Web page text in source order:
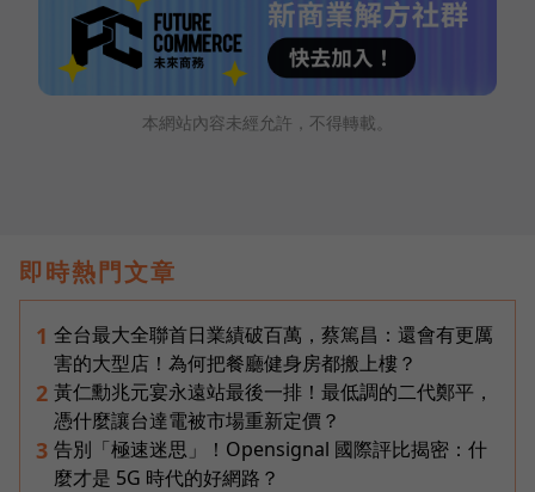
本網站內容未經允許，不得轉載。
即時熱門文章
1 全台最大全聯首日業績破百萬，蔡篤昌：還會有更厲
害的大型店！為何把餐廳健身房都搬上樓？
2 黃仁勳兆元宴永遠站最後一排！最低調的二代鄭平，
憑什麼讓台達電被市場重新定價？
3 告別「極速迷思」！Opensignal 國際評比揭密：什
麼才是 5G 時代的好網路？